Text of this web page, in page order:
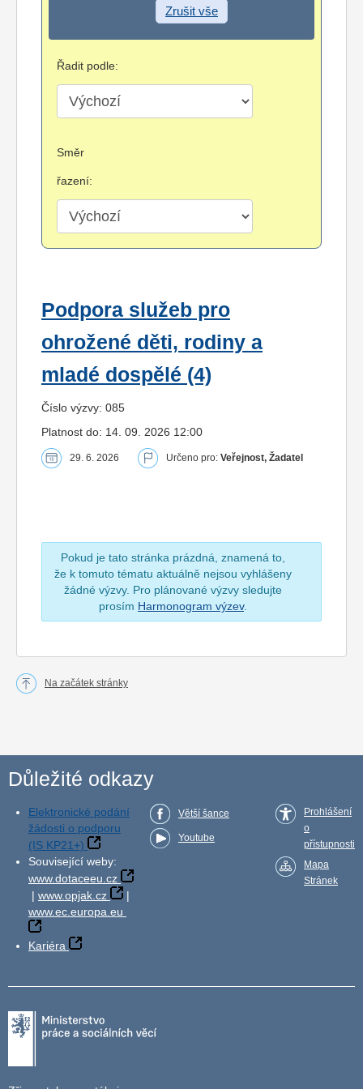
Zrušit vše
Řadit podle:
Směr
řazení:
Podpora služeb pro
ohrožené děti, rodiny a
mladé dospělé (4)
Číslo výzvy: 085
Platnost do: 14. 09. 2026 12:00
29. 6. 2026 Určeno pro: Veřejnost, Žadatel
Pokud je tato stránka prázdná, znamená to,
že k tomuto tématu aktuálně nejsou vyhlášeny
žádné výzvy. Pro plánované výzvy sledujte
prosím Harmonogram výzev.
Na začátek stránky
Důležité odkazy
Elektronické podání
žádosti o podporu
(IS KP21+)
Související weby:
www.dotaceeu.cz
| www.opjak.cz
|
www.ec.europa.eu
Kariéra
Větší šance
Youtube
Prohlášení
o
přístupnosti
Mapa
Stránek